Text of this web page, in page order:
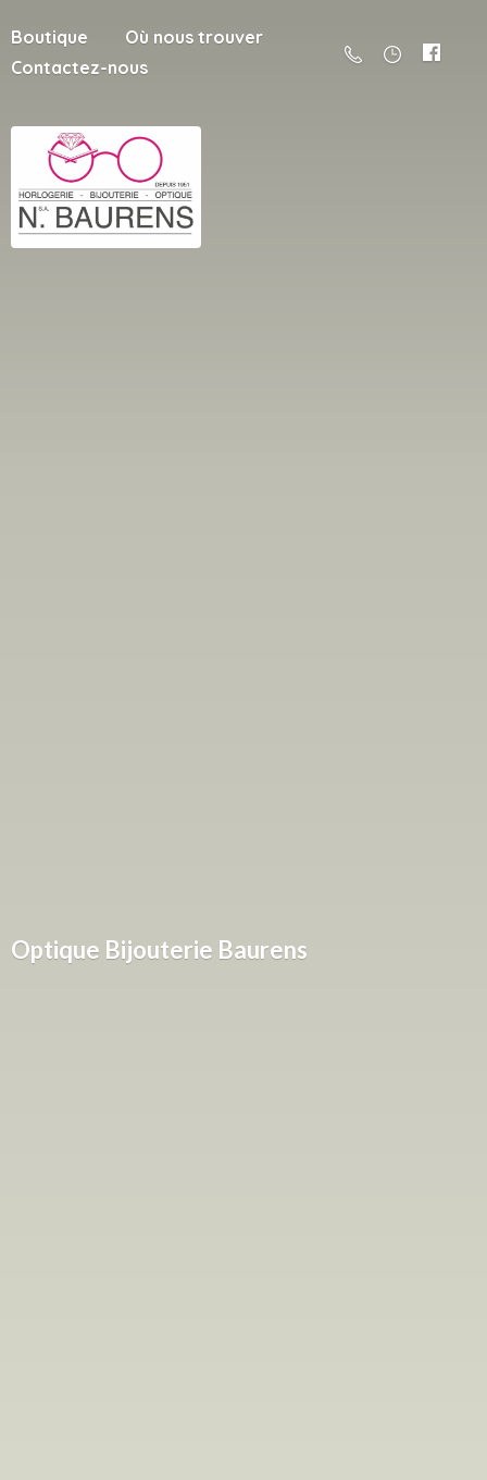
Boutique
Où nous trouver
Contactez-nous
Optique Bijouterie Baurens